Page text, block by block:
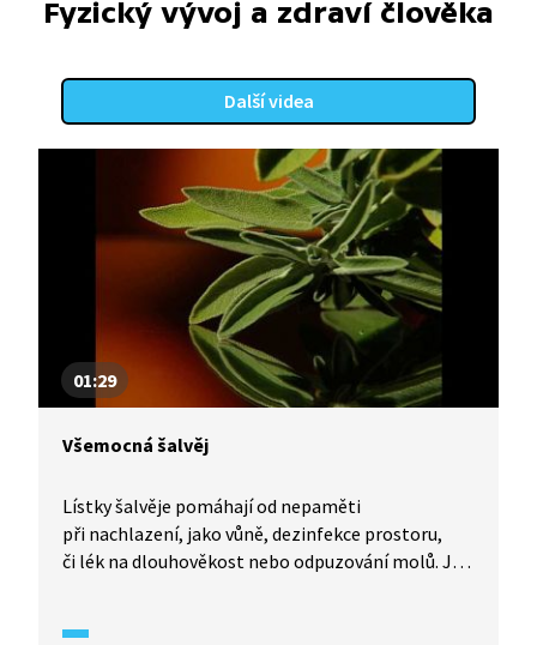
Fyzický vývoj a zdraví člověka
Další videa
01:29
Všemocná šalvěj
Lístky šalvěje pomáhají od nepaměti
při nachlazení, jako vůně, dezinfekce prostoru,
či lék na dlouhověkost nebo odpuzování molů. Jak